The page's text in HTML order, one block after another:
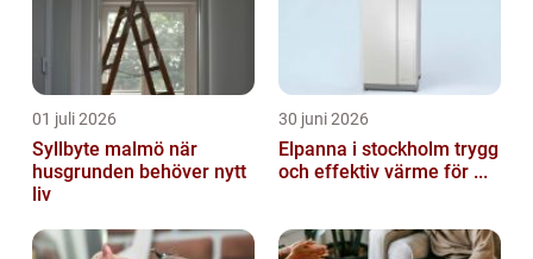
01 juli 2026
Syllbyte malmö när
husgrunden behöver nytt
liv
30 juni 2026
Elpanna i stockholm trygg
och effektiv värme för ...